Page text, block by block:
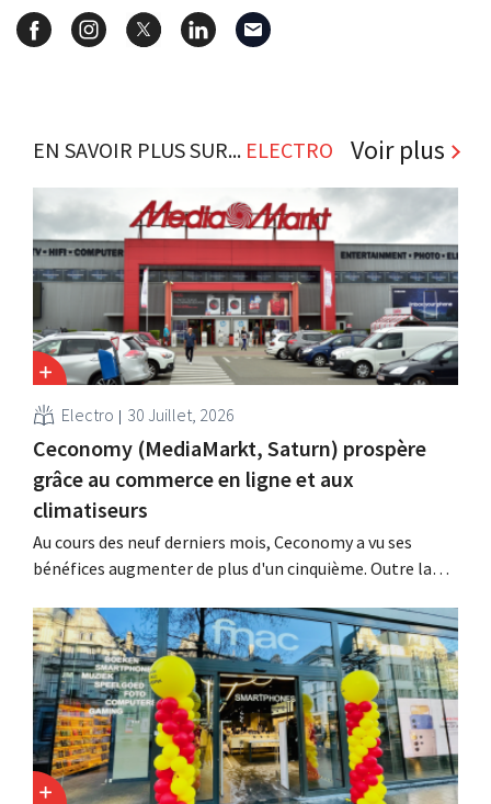
EN SAVOIR PLUS SUR... ELECTRO Voir plus
Electro 30 Juillet, 2026
Ceconomy (MediaMarkt, Saturn) prospère
grâce au commerce en ligne et aux
climatiseurs
Au cours des neuf derniers mois, Ceconomy a vu ses
bénéfices augmenter de plus d'un cinquième. Outre la
les médias de vente au détail et la place de marché ont
également contribué à cette croissance.